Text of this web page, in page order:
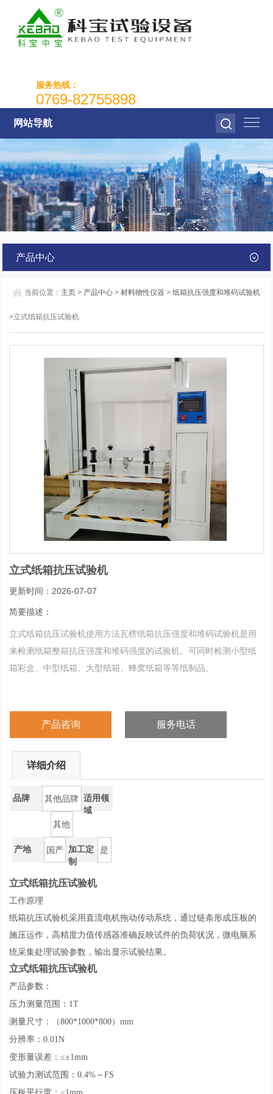
服务热线：
0769-82755898
网站导航
产品中心
当前位置： 主页 > 产品中心 >材料物性仪器 >纸箱抗压强度和堆码试验机
>立式纸箱抗压试验机
立式纸箱抗压试验机
更新时间：2026-07-07
简要描述：
立式纸箱抗压试验机使用方法瓦楞纸箱抗压强度和堆码试验机是用
来检测纸箱整箱抗压强度和堆码强度的试验机。可同时检测小型纸
箱彩盒、中型纸箱、大型纸箱、蜂窝纸箱等等纸制品。
产品咨询 服务电话
详细介绍
品牌 其他品牌 适用领
域
其他
产地 国产 加工定
制
是
立式纸箱抗压试验机
工作原理
纸箱抗压试验机采用直流电机拖动传动系统，通过链条形成压板的
施压运作，高精度力值传感器准确反映试件的负荷状况，微电脑系
统采集处理试验参数，输出显示试验结果。
立式纸箱抗压试验机
产品参数：
压力测量范围：1T
测量尺寸：（800*1000*800）mm
分辨率：0.01N
变形量误差：≤±1mm
试验力测试范围：0.4%～FS